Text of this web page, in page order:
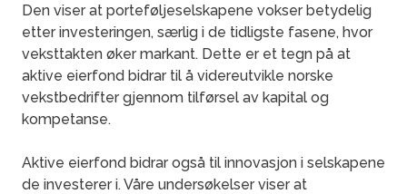
Den viser at porteføljeselskapene vokser betydelig
etter investeringen, særlig i de tidligste fasene, hvor
veksttakten øker markant. Dette er et tegn på at
aktive eierfond bidrar til å videreutvikle norske
vekstbedrifter gjennom tilførsel av kapital og
kompetanse.
Aktive eierfond bidrar også til innovasjon i selskapene
de investerer i. Våre undersøkelser viser at